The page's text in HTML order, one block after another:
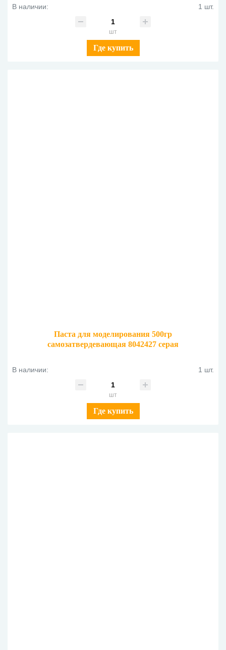
В наличии: 1 шт.
шт
Где купить
Паста для моделирования 500гр
самозатвердевающая 8042427 серая
В наличии: 1 шт.
шт
Где купить